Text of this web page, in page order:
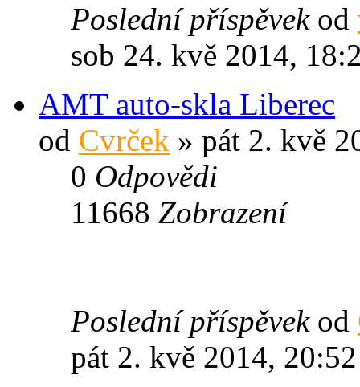
Poslední příspěvek od
sob 24. kvě 2014,
AMT auto-skla Liberec
od Cvrček » pát 2. kvě
0 Odpovědi
11668 Zobrazení
Poslední příspěvek od
pát 2. kvě 2014, 20:52